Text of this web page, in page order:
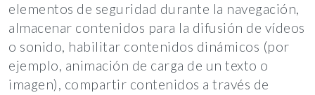
elementos de seguridad durante la navegación,
almacenar contenidos para la difusión de vídeos
o sonido, habilitar contenidos dinámicos (por
ejemplo, animación de carga de un texto o
imagen), compartir contenidos a través de